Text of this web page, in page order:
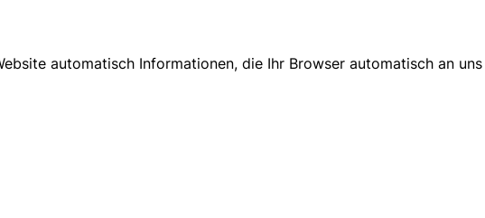
automatisch Informationen, die Ihr Browser automatisch an